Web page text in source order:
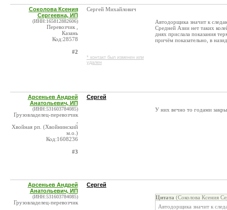
Соколова Ксения
Сергеевна, ИП
(ИНН:165812882606)
Перевозчик ,
Казань
Код:28578
#2
Сергей Михайлович
* контакт был изменен или
удален
Автодорщика значит к
Средней Азии нет таких
днях прислала показания
причём показательно, в
Арсеньев Андрей
Анатольевич, ИП
(ИНН:531603784085)
Грузовладелец-перевозчик
Хвойная рп. (Хвойнинский
м.о.)
Код:1608236
#3
Сергей
У них вечно то годами
Арсеньев Андрей
Анатольевич, ИП
(ИНН:531603784085)
Грузовладелец-перевозчик
Сергей
Цитата (Соколова Ксения
Автодорщика значит к